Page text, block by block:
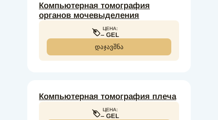
Компьютерная томография
органов мочевыделения
ЦЕНА:
– GEL
ᲓᲐᲯᲐᲕᲨᲜᲐ
Компьютерная томография плеча
ЦЕНА:
– GEL